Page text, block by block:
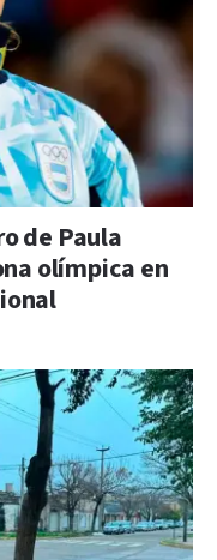
de Paula
olímpica en